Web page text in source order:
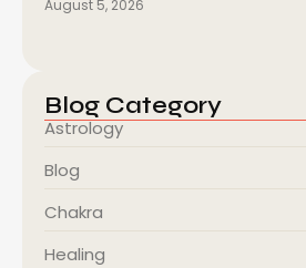
August 5, 2026
Blog Category
Astrology
Blog
Chakra
Healing